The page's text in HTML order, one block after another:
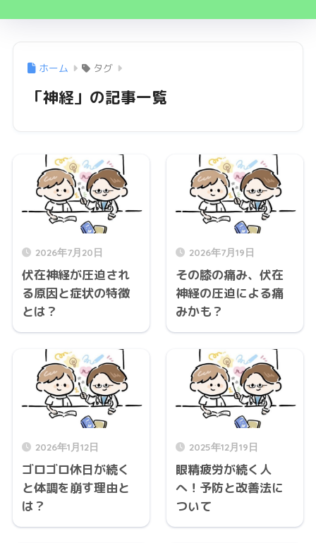
ホーム タグ
「神経」の記事一覧
2026年7月20日
伏在神経が圧迫され
る原因と症状の特徴
とは？
2026年7月19日
その膝の痛み、伏在
神経の圧迫による痛
みかも？
2026年1月12日
ゴロゴロ休日が続く
と体調を崩す理由と
は？
2025年12月19日
眼精疲労が続く人
へ！予防と改善法に
ついて